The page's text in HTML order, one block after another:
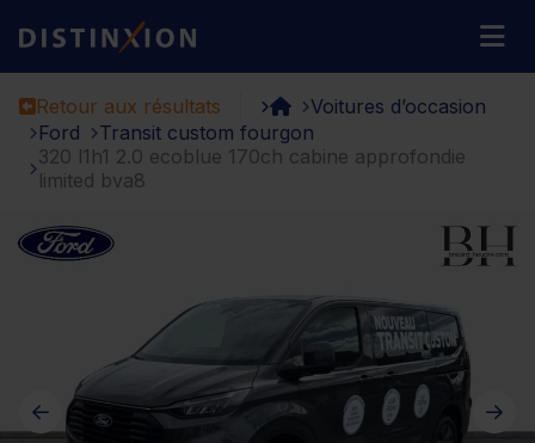
Distinxion
Retour aux résultats
Voitures d’occasion
Ford
Transit custom fourgon
320 l1h1 2.0 ecoblue 170ch cabine approfondie
limited bva8